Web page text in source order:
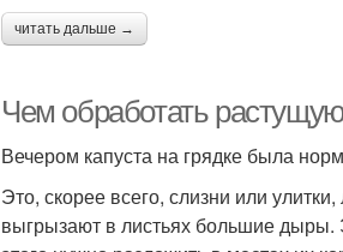
читать дальше →
Чем обработать
Вечером капуста на грядке была
Это, скорее всего, слизни или
выгрызают в листьях большие дыры.